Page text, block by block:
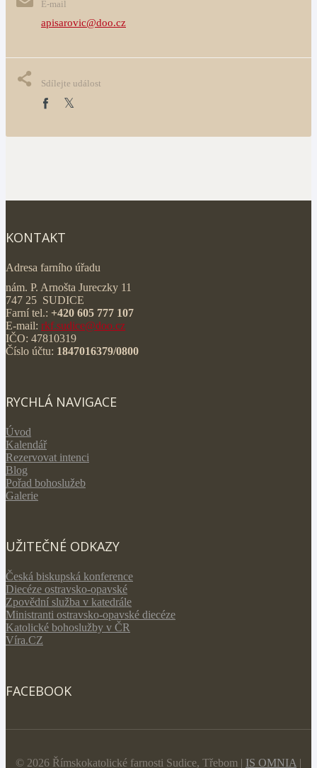
E-mail
apisarovic@doo.cz
Sdílejte událost
KONTAKT
Adresa farního úřadu
nám. P. Arnošta Jureczky 11
747 25 SUDICE
Farní tel.: +420 605 777 107
E-mail: rkf.sudice@doo.cz
IČO: 47810319
Číslo účtu: 1847016379/0800
RYCHLÁ NAVIGACE
Úvod
Kalendář
Rezervovat intenci
Blog
Pořad bohoslužeb
Galerie
UŽITEČNÉ ODKAZY
Česká biskupská konference
Diecéze ostravsko-opavské
Zpovědní služba v katedrále
Ministranti ostravsko-opavské diecéze
Katolické bohoslužby v ČR
Víra.CZ
FACEBOOK
© 2026 Římskokatolické farnosti Sudice, Třebom | IS OMNIA |